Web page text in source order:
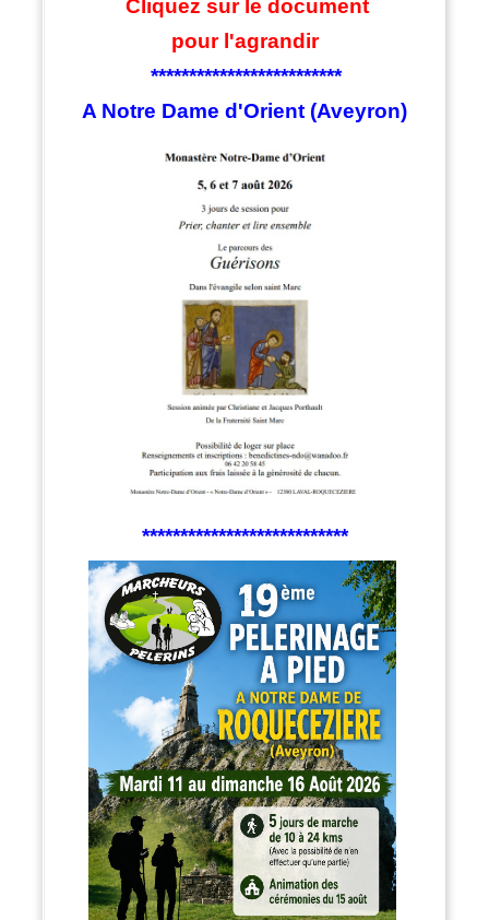
Cliquez sur le document
pour l'agrandir
*************************
A Notre Dame d'Orient (Aveyron)
***************************